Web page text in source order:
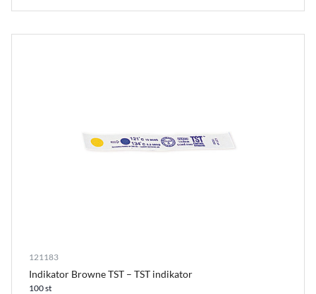
121183
Indikator Browne TST – TST indikator
100 st